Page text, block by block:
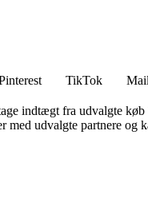
TikTok Mail
indtægt fra udvalgte køb
udvalgte partnere